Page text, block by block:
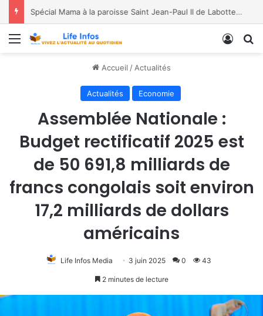
Spécial Mama à la paroisse Saint Jean-Paul II de Labotte, dans le diocèse de Bukavu
Menu
Accueil / Actualités
Actualités Economie
Assemblée Nationale :
Budget rectificatif 2025 est
de 50 691,8 milliards de
francs congolais soit environ
17,2 milliards de dollars
américains
Life Infos Media 3 juin 2025 0 43
2 minutes de lecture